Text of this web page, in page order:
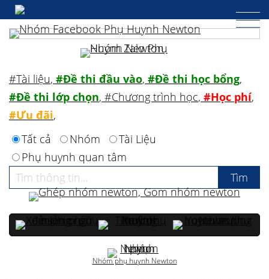
#Tài liệu, #Đề thi đầu vào, #Đề thi học bổng,
#Đề thi lớp chọn, #Chương trình học, #Học phí,
#Ưu đãi,
Tất cả
Nhóm
Tài Liệu
Phụ huynh quan tâm
Nhóm phụ huynh Newton